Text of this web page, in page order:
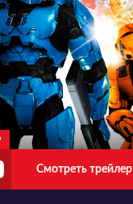
Смотреть трейлер